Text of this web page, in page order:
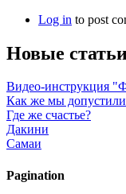
Log in to post
Новые
Видео-инструкция
Как же мы допустили
Где же счастье?
Дакини
Самаи
Pagination